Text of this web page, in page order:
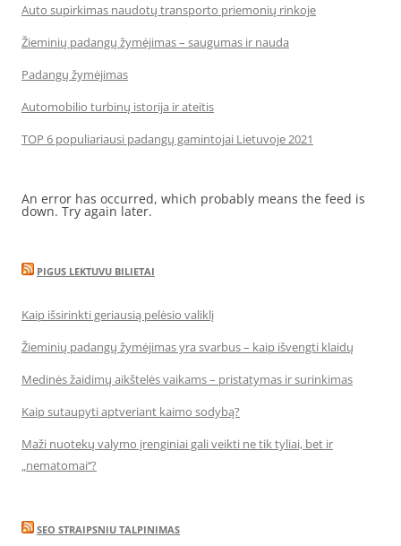
Auto supirkimas naudotų transporto priemonių rinkoje
Žieminių padangų žymėjimas – saugumas ir nauda
Padangų žymėjimas
Automobilio turbinų istorija ir ateitis
TOP 6 populiariausi padangų gamintojai Lietuvoje 2021
An error has occurred, which probably means the feed is
down. Try again later.
PIGUS LEKTUVU BILIETAI
Kaip išsirinkti geriausią pelėsio valiklį
Žieminių padangų žymėjimas yra svarbus – kaip išvengti klaidų
Medinės žaidimų aikštelės vaikams – pristatymas ir surinkimas
Kaip sutaupyti aptveriant kaimo sodybą?
Maži nuotekų valymo įrenginiai gali veikti ne tik tyliai, bet ir
„nematomai‘‘?
SEO STRAIPSNIU TALPINIMAS